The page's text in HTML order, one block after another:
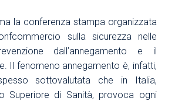
la conferenza stampa organizzata
sulla sicurezza nelle
dall’annegamento e il
Il fenomeno annegamento è, infatti,
sottovalutata che in Italia,
Superiore di Sanità, provoca ogni